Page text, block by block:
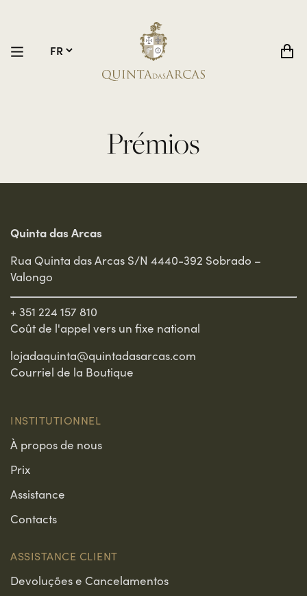
Prémios
Quinta das Arcas
Rua Quinta das Arcas S/N 4440-392 Sobrado –
Valongo
+ 351 224 157 810
Coût de l'appel vers un fixe national
lojadaquinta@quintadasarcas.com
Courriel de la Boutique
INSTITUTIONNEL
À propos de nous
Prix
Assistance
Contacts
ASSISTANCE CLIENT
Devoluções e Cancelamentos